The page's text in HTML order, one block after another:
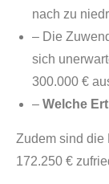
nach zu
– Die
sich
300.000 €
– Welche
Zudem sind die
172.250 €